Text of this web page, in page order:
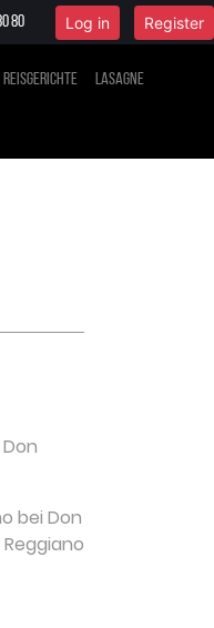
80 Log in Register
Reisgerichte Lasagne
bei Don